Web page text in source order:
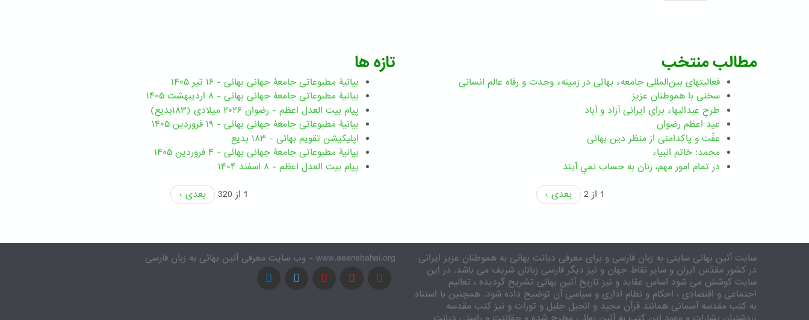
تازه ها
بیانیۀ مطبوعاتی جامعۀ جهانی بهائی - ۱۶ تیر ۱۴۰۵
بیانیۀ مطبوعاتی جامعۀ جهانی بهائی - ۸ اردیبهشت ۱۴۰۵
پیام بیت العدل اعظم - رضوان ۲۰۲۶ میلادی (۱۸۳بدیع)
بیانیۀ مطبوعاتی جامعۀ جهانی بهائی - ۱۹ فروردین ۱۴۰۵
اپلیکیشن تقویم بهائی - ۱۸۳ بدیع
بیانیۀ مطبوعاتی جامعۀ جهانی بهائی - ۴ فروردین ۱۴۰۵
پیام بیت العدل اعظم - ۸ اسفند ۱۴۰۴
1 از 320
بعدی ›
مطالب منتخب
فعالیتهای بین‌المللی جامعهء بهائی در زمینهء وحدت و رفاه عالم انسانی
سخنی با هموطنان عزیز
طرحِ عبدالبهاء برایِ ایرانی آزاد و آباد
عید اعظم رضوان
عفّت و پاکدامنی از منظر دین بهائی
محمد: خاتم انبیاء
در تمام امور مهم،‌ زنان به حساب نمي آيند
1 از 2
بعدی ›
www.aeenebahai.org - وب سایت معرفی آئین بهائی به زبان فارسی
سایت آئین بهائی سایتی به زبان فارسی و برای معرفی دیانت بهائی به هموطنان عزیز ایرانی
در کشور مقدّس ایران و سایر نقاط جهان و نیز دیگر فارسی زبانان شریف می باشد. در این
سایت کوشش می شود اساس عقاید و نیز تاریخ آئین بهائی تشریح گردیده ، تعالیم
اجتماعی و اقتصادی ، احکام و نظام اداری و سیاسی آن توضیح داده شود. همچنین با استناد
به کتب مقدسه آسمانی همانند قرآن مجید و انجیل جلیل و تورات و نیز کتب مقدسه